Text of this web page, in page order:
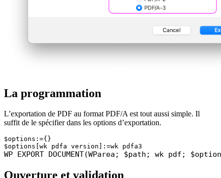
La programmation
L’exportation de PDF au format PDF/A est tout aussi simple. Il
suffit de le spécifier dans les options d’exportation.
$options:={}
WP EXPORT DOCUMENT(WParea; $path; wk pdf;
Ouverture et validation